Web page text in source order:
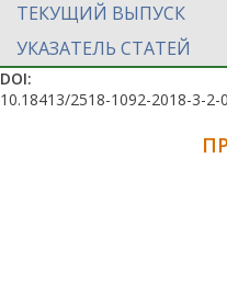
ТЕКУЩИЙ ВЫПУСК
УКАЗАТЕЛЬ СТАТЕЙ
DOI:
10.18413/2518-1092-2018-3-2-